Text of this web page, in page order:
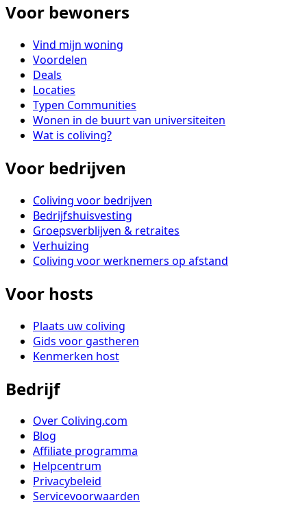
Voor bewoners
Vind mijn woning
Voordelen
Deals
Locaties
Typen Communities
Wonen in de buurt van universiteiten
Wat is coliving?
Voor bedrijven
Coliving voor bedrijven
Bedrijfshuisvesting
Groepsverblijven & retraites
Verhuizing
Coliving voor werknemers op afstand
Voor hosts
Plaats uw coliving
Gids voor gastheren
Kenmerken host
Bedrijf
Over Coliving.com
Blog
Affiliate programma
Helpcentrum
Privacybeleid
Servicevoorwaarden